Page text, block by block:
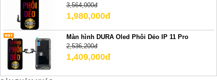
3,564,000đ
1,980,000đ
Màn hình DURA Oled Phôi Dẻo IP 11 Pro
2,536,200đ
1,409,000đ